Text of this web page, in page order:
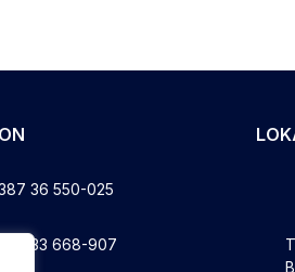
36 550-025
33 668-907